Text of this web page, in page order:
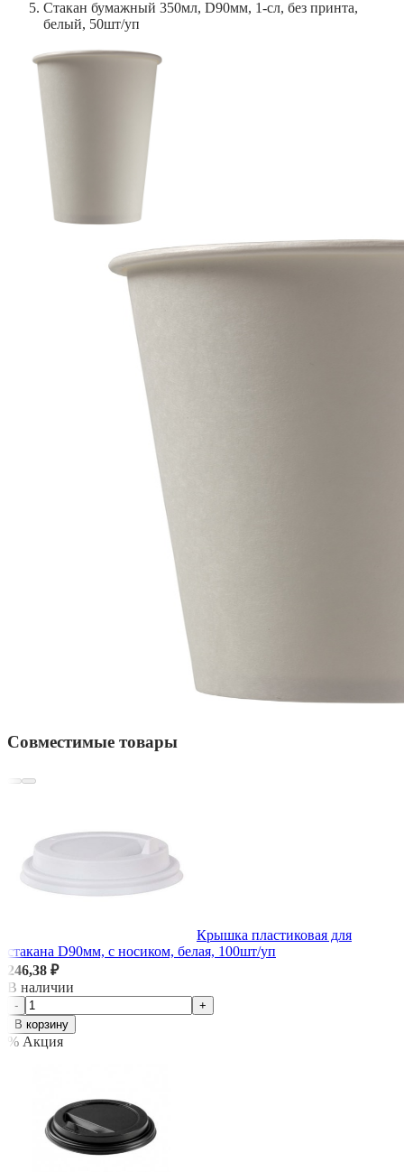
Стакан бумажный 350мл, D90мм, 1-сл, без принта,
белый, 50шт/уп
Совместимые товары
Крышка пластиковая для
стакана D90мм, с носиком, белая, 100шт/уп
246,38 ₽
В наличии
-
+
В корзину
% Акция